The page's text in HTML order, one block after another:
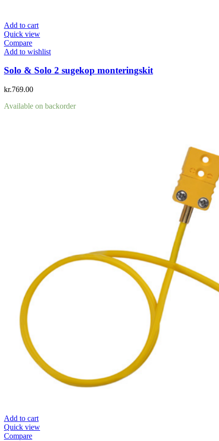
Add to cart
Quick view
Compare
Add to wishlist
Solo & Solo 2 sugekop monteringskit
kr.769.00
Available on backorder
Add to cart
Quick view
Compare